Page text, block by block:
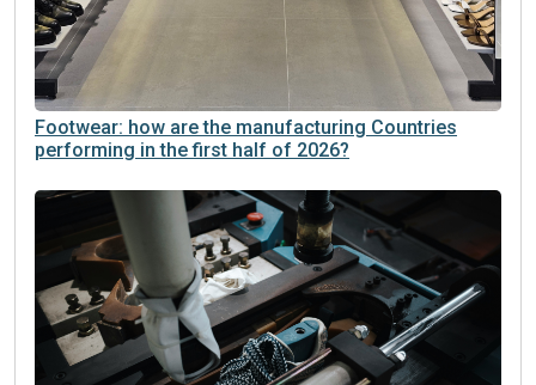
Footwear: how are the manufacturing Countries
performing in the first half of 2026?